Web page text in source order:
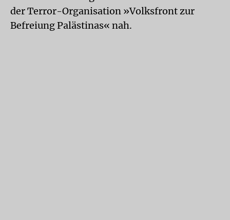
der Terror-Organisation »Volksfront zur
Befreiung Palästinas« nah.